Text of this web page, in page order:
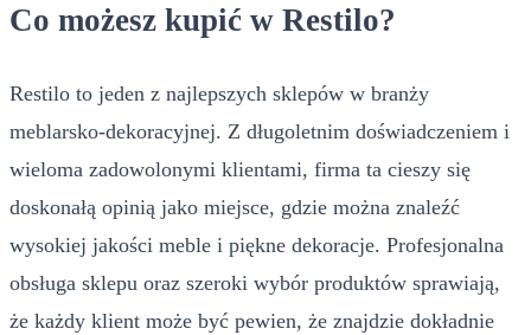
Co możesz kupić w Restilo?
Restilo to jeden z najlepszych sklepów w branży
meblarsko-dekoracyjnej. Z długoletnim doświadczeniem i
wieloma zadowolonymi klientami, firma ta cieszy się
doskonałą opinią jako miejsce, gdzie można znaleźć
wysokiej jakości meble i piękne dekoracje. Profesjonalna
obsługa sklepu oraz szeroki wybór produktów sprawiają,
że każdy klient może być pewien, że znajdzie dokładnie